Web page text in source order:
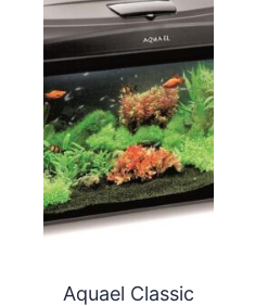
Aquael Classic